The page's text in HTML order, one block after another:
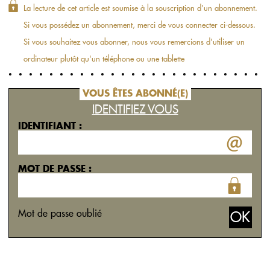
La lecture de cet article est soumise à la souscription d'un abonnement.
Si vous possédez un abonnement, merci de vous connecter ci-dessous.
Si vous souhaitez vous abonner, nous vous remercions d'utiliser un
ordinateur plutôt qu'un téléphone ou une tablette
VOUS ÊTES ABONNÉ(E)
IDENTIFIEZ VOUS
IDENTIFIANT :
MOT DE PASSE :
Mot de passe oublié